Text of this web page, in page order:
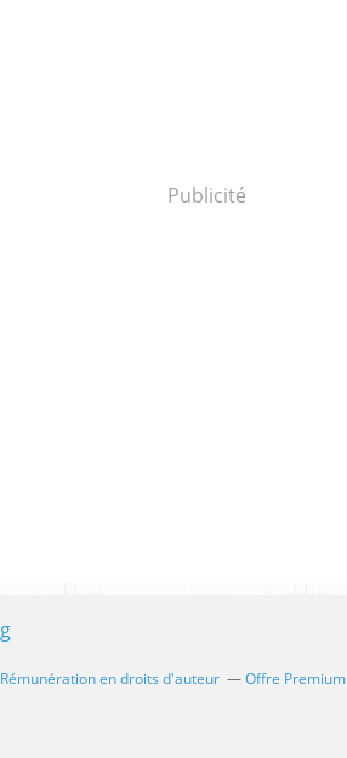
Publicité
Rémunération en droits d'auteur Offre Premium